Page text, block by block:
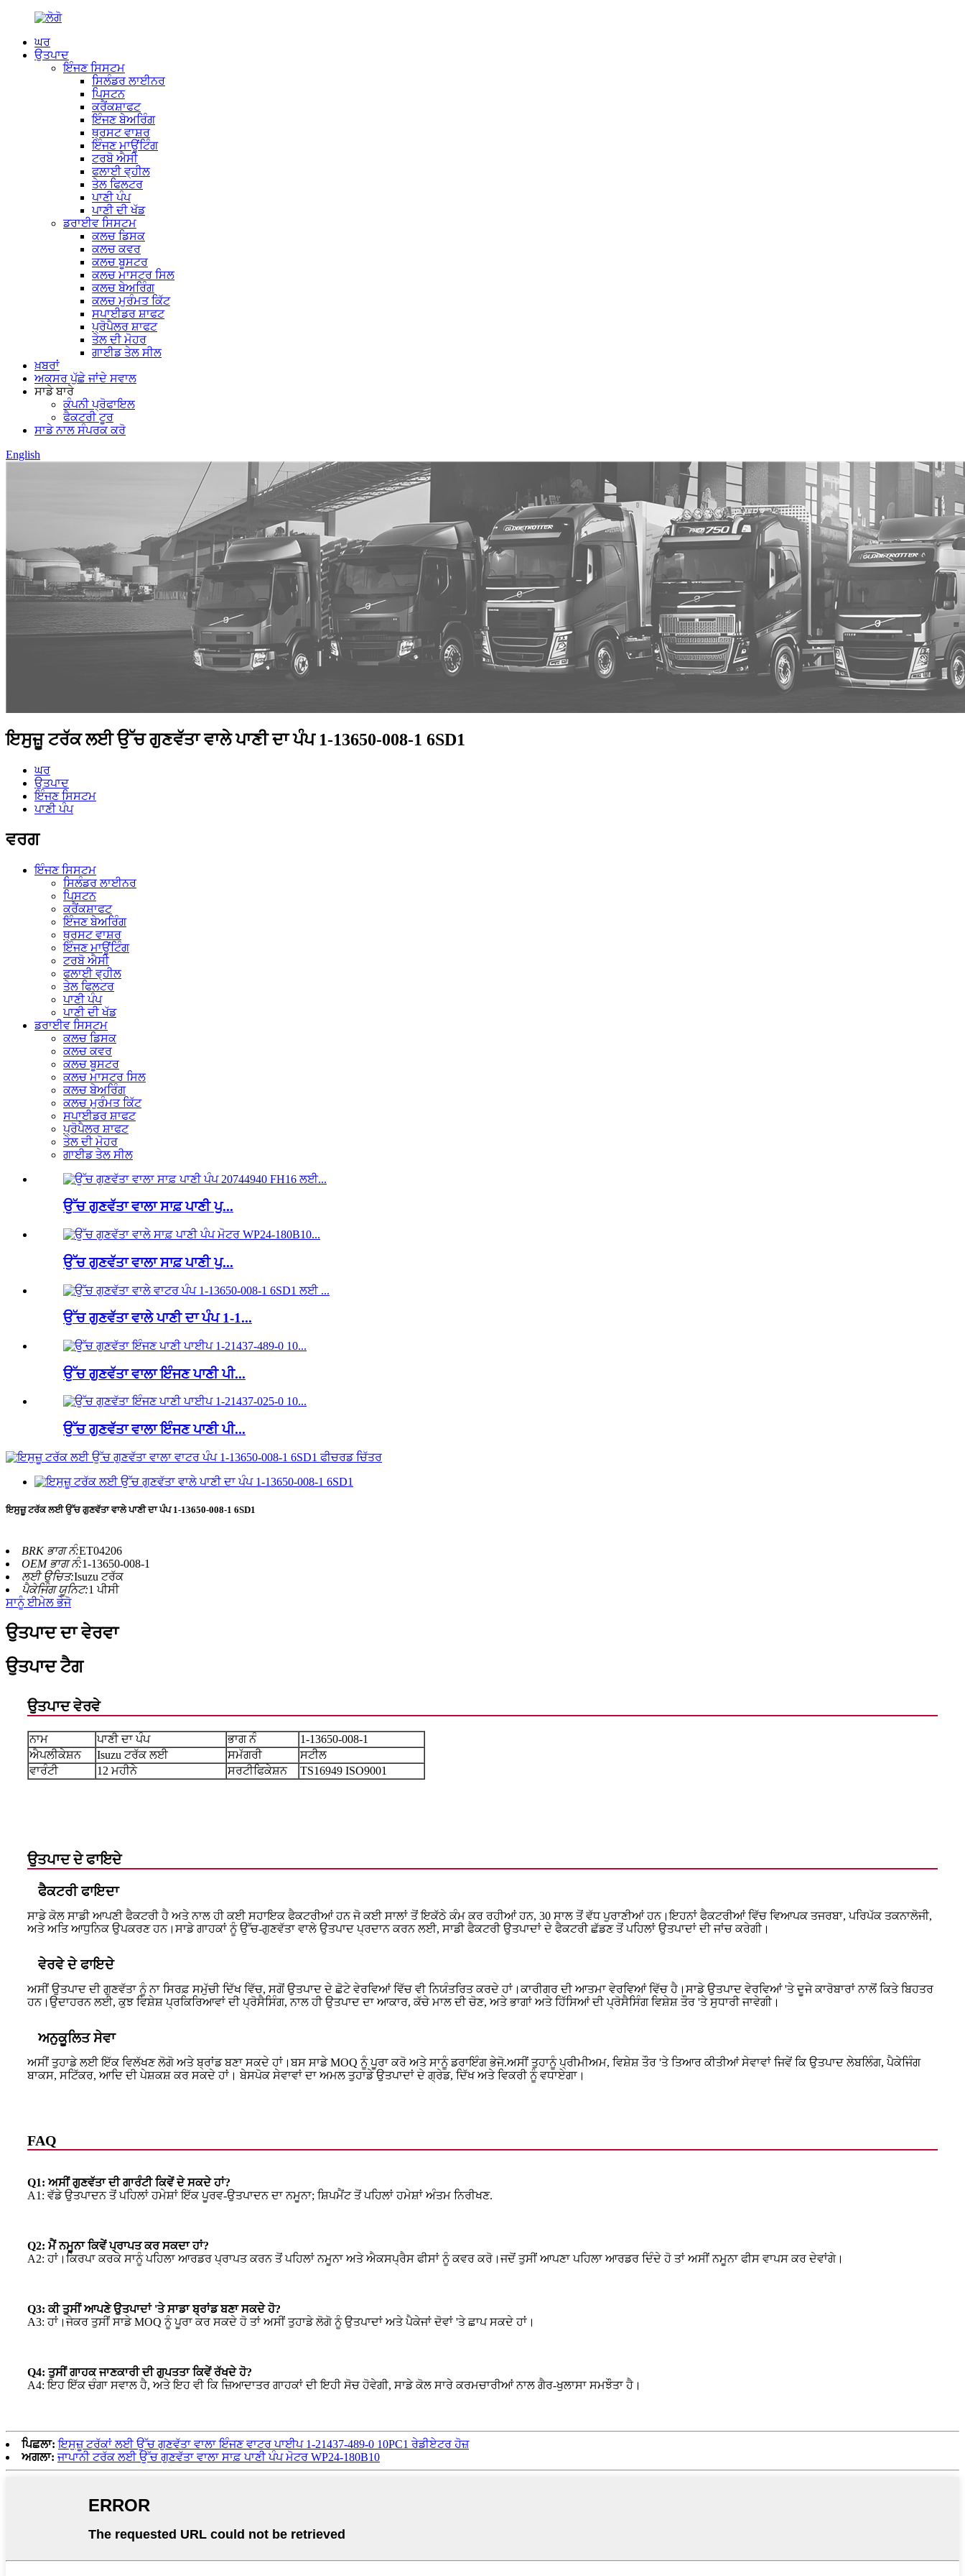
ਘਰ
ਉਤਪਾਦ
ਇੰਜਣ ਸਿਸਟਮ
ਸਿਲੰਡਰ ਲਾਈਨਰ
ਪਿਸਟਨ
ਕਰੈਂਕਸ਼ਾਫਟ
ਇੰਜਣ ਬੇਅਰਿੰਗ
ਥ੍ਰਸਟ ਵਾਸ਼ਰ
ਇੰਜਣ ਮਾਊਂਟਿੰਗ
ਟਰਬੋ ਐਸੀ
ਫਲਾਈ ਵ੍ਹੀਲ
ਤੇਲ ਫਿਲਟਰ
ਪਾਣੀ ਪੰਪ
ਪਾਣੀ ਦੀ ਖੱਡ
ਡਰਾਈਵ ਸਿਸਟਮ
ਕਲਚ ਡਿਸਕ
ਕਲਚ ਕਵਰ
ਕਲਚ ਬੂਸਟਰ
ਕਲਚ ਮਾਸਟਰ ਸਿਲ
ਕਲਚ ਬੇਅਰਿੰਗ
ਕਲਚ ਮੁਰੰਮਤ ਕਿੱਟ
ਸਪਾਈਡਰ ਸ਼ਾਫਟ
ਪ੍ਰੋਪੈਲਰ ਸ਼ਾਫਟ
ਤੇਲ ਦੀ ਮੋਹਰ
ਗਾਈਡ ਤੇਲ ਸੀਲ
ਖ਼ਬਰਾਂ
ਅਕਸਰ ਪੁੱਛੇ ਜਾਂਦੇ ਸਵਾਲ
ਸਾਡੇ ਬਾਰੇ
ਕੰਪਨੀ ਪ੍ਰੋਫਾਇਲ
ਫੈਕਟਰੀ ਟੂਰ
ਸਾਡੇ ਨਾਲ ਸੰਪਰਕ ਕਰੋ
English
ਇਸੁਜ਼ੂ ਟਰੱਕ ਲਈ ਉੱਚ ਗੁਣਵੱਤਾ ਵਾਲੇ ਪਾਣੀ ਦਾ ਪੰਪ 1-13650-008-1 6SD1
ਘਰ
ਉਤਪਾਦ
ਇੰਜਣ ਸਿਸਟਮ
ਪਾਣੀ ਪੰਪ
ਵਰਗ
ਇੰਜਣ ਸਿਸਟਮ
ਸਿਲੰਡਰ ਲਾਈਨਰ
ਪਿਸਟਨ
ਕਰੈਂਕਸ਼ਾਫਟ
ਇੰਜਣ ਬੇਅਰਿੰਗ
ਥ੍ਰਸਟ ਵਾਸ਼ਰ
ਇੰਜਣ ਮਾਊਂਟਿੰਗ
ਟਰਬੋ ਐਸੀ
ਫਲਾਈ ਵ੍ਹੀਲ
ਤੇਲ ਫਿਲਟਰ
ਪਾਣੀ ਪੰਪ
ਪਾਣੀ ਦੀ ਖੱਡ
ਡਰਾਈਵ ਸਿਸਟਮ
ਕਲਚ ਡਿਸਕ
ਕਲਚ ਕਵਰ
ਕਲਚ ਬੂਸਟਰ
ਕਲਚ ਮਾਸਟਰ ਸਿਲ
ਕਲਚ ਬੇਅਰਿੰਗ
ਕਲਚ ਮੁਰੰਮਤ ਕਿੱਟ
ਸਪਾਈਡਰ ਸ਼ਾਫਟ
ਪ੍ਰੋਪੈਲਰ ਸ਼ਾਫਟ
ਤੇਲ ਦੀ ਮੋਹਰ
ਗਾਈਡ ਤੇਲ ਸੀਲ
ਉੱਚ ਗੁਣਵੱਤਾ ਵਾਲਾ ਸਾਫ਼ ਪਾਣੀ ਪੁ...
ਉੱਚ ਗੁਣਵੱਤਾ ਵਾਲਾ ਸਾਫ਼ ਪਾਣੀ ਪੁ...
ਉੱਚ ਗੁਣਵੱਤਾ ਵਾਲੇ ਪਾਣੀ ਦਾ ਪੰਪ 1-1...
ਉੱਚ ਗੁਣਵੱਤਾ ਵਾਲਾ ਇੰਜਣ ਪਾਣੀ ਪੀ...
ਉੱਚ ਗੁਣਵੱਤਾ ਵਾਲਾ ਇੰਜਣ ਪਾਣੀ ਪੀ...
ਇਸੁਜ਼ੂ ਟਰੱਕ ਲਈ ਉੱਚ ਗੁਣਵੱਤਾ ਵਾਲੇ ਪਾਣੀ ਦਾ ਪੰਪ 1-13650-008-1 6SD1
BRK ਭਾਗ ਨੰ:ET04206
OEM ਭਾਗ ਨੰ:1-13650-008-1
ਲਈ ਉਚਿਤ:Isuzu ਟਰੱਕ
ਪੈਕੇਜਿੰਗ ਯੂਨਿਟ:1 ਪੀਸੀ
ਸਾਨੂੰ ਈਮੇਲ ਭੇਜੋ
ਉਤਪਾਦ ਦਾ ਵੇਰਵਾ
ਉਤਪਾਦ ਟੈਗ
ਉਤਪਾਦ ਵੇਰਵੇ
ਨਾਮ ਪਾਣੀ ਦਾ ਪੰਪ ਭਾਗ ਨੰ
1-13650-008-1
ਐਪਲੀਕੇਸ਼ਨ
Isuzu ਟਰੱਕ ਲਈ ਸਮੱਗਰੀ
ਸਟੀਲ
ਵਾਰੰਟੀ
12 ਮਹੀਨੇ ਸਰਟੀਫਿਕੇਸ਼ਨ TS16949 ISO9001
ਉਤਪਾਦ ਦੇ ਫਾਇਦੇ
ਫੈਕਟਰੀ ਫਾਇਦਾ
ਸਾਡੇ ਕੋਲ ਸਾਡੀ ਆਪਣੀ ਫੈਕਟਰੀ ਹੈ ਅਤੇ ਨਾਲ ਹੀ ਕਈ ਸਹਾਇਕ ਫੈਕਟਰੀਆਂ ਹਨ ਜੋ ਕਈ ਸਾਲਾਂ ਤੋਂ ਇਕੱਠੇ ਕੰਮ ਕਰ ਰਹੀਆਂ ਹਨ, 30 ਸਾਲ ਤੋਂ ਵੱਧ ਪੁਰਾਣੀਆਂ ਹਨ।ਇਹਨਾਂ ਫੈਕਟਰੀਆਂ ਵਿੱਚ ਵਿਆਪਕ ਤਜਰਬਾ, ਪਰਿਪੱਕ ਤਕਨਾਲੋਜੀ,
ਅਤੇ ਅਤਿ ਆਧੁਨਿਕ ਉਪਕਰਣ ਹਨ।ਸਾਡੇ ਗਾਹਕਾਂ ਨੂੰ ਉੱਚ-ਗੁਣਵੱਤਾ ਵਾਲੇ ਉਤਪਾਦ ਪ੍ਰਦਾਨ ਕਰਨ ਲਈ, ਸਾਡੀ ਫੈਕਟਰੀ ਉਤਪਾਦਾਂ ਦੇ ਫੈਕਟਰੀ ਛੱਡਣ ਤੋਂ ਪਹਿਲਾਂ ਉਤਪਾਦਾਂ ਦੀ ਜਾਂਚ ਕਰੇਗੀ।
ਵੇਰਵੇ ਦੇ ਫਾਇਦੇ
ਅਸੀਂ ਉਤਪਾਦ ਦੀ ਗੁਣਵੱਤਾ ਨੂੰ ਨਾ ਸਿਰਫ਼ ਸਮੁੱਚੀ ਦਿੱਖ ਵਿੱਚ, ਸਗੋਂ ਉਤਪਾਦ ਦੇ ਛੋਟੇ ਵੇਰਵਿਆਂ ਵਿੱਚ ਵੀ ਨਿਯੰਤਰਿਤ ਕਰਦੇ ਹਾਂ।ਕਾਰੀਗਰ ਦੀ ਆਤਮਾ ਵੇਰਵਿਆਂ ਵਿੱਚ ਹੈ।ਸਾਡੇ ਉਤਪਾਦ ਵੇਰਵਿਆਂ 'ਤੇ ਦੂਜੇ ਕਾਰੋਬਾਰਾਂ ਨਾਲੋਂ ਕਿਤੇ ਬਿਹਤਰ
ਹਨ।ਉਦਾਹਰਨ ਲਈ, ਕੁਝ ਵਿਸ਼ੇਸ਼ ਪ੍ਰਕਿਰਿਆਵਾਂ ਦੀ ਪ੍ਰੋਸੈਸਿੰਗ, ਨਾਲ ਹੀ ਉਤਪਾਦ ਦਾ ਆਕਾਰ, ਕੱਚੇ ਮਾਲ ਦੀ ਚੋਣ, ਅਤੇ ਭਾਗਾਂ ਅਤੇ ਹਿੱਸਿਆਂ ਦੀ ਪ੍ਰੋਸੈਸਿੰਗ ਵਿਸ਼ੇਸ਼ ਤੌਰ 'ਤੇ ਸੁਧਾਰੀ ਜਾਵੇਗੀ।
ਅਨੁਕੂਲਿਤ ਸੇਵਾ
ਅਸੀਂ ਤੁਹਾਡੇ ਲਈ ਇੱਕ ਵਿਲੱਖਣ ਲੋਗੋ ਅਤੇ ਬ੍ਰਾਂਡ ਬਣਾ ਸਕਦੇ ਹਾਂ।ਬਸ ਸਾਡੇ MOQ ਨੂੰ ਪੂਰਾ ਕਰੋ ਅਤੇ ਸਾਨੂੰ ਡਰਾਇੰਗ ਭੇਜੋ.ਅਸੀਂ ਤੁਹਾਨੂੰ ਪ੍ਰੀਮੀਅਮ, ਵਿਸ਼ੇਸ਼ ਤੌਰ 'ਤੇ ਤਿਆਰ ਕੀਤੀਆਂ ਸੇਵਾਵਾਂ ਜਿਵੇਂ ਕਿ ਉਤਪਾਦ ਲੇਬਲਿੰਗ, ਪੈਕੇਜਿੰਗ
ਬਾਕਸ, ਸਟਿੱਕਰ, ਆਦਿ ਦੀ ਪੇਸ਼ਕਸ਼ ਕਰ ਸਕਦੇ ਹਾਂ। ਬੇਸਪੋਕ ਸੇਵਾਵਾਂ ਦਾ ਅਮਲ ਤੁਹਾਡੇ ਉਤਪਾਦਾਂ ਦੇ ਗ੍ਰੇਡ, ਦਿੱਖ ਅਤੇ ਵਿਕਰੀ ਨੂੰ ਵਧਾਏਗਾ।
FAQ
Q1: ਅਸੀਂ ਗੁਣਵੱਤਾ ਦੀ ਗਾਰੰਟੀ ਕਿਵੇਂ ਦੇ ਸਕਦੇ ਹਾਂ?
A1: ਵੱਡੇ ਉਤਪਾਦਨ ਤੋਂ ਪਹਿਲਾਂ ਹਮੇਸ਼ਾਂ ਇੱਕ ਪੂਰਵ-ਉਤਪਾਦਨ ਦਾ ਨਮੂਨਾ; ਸ਼ਿਪਮੈਂਟ ਤੋਂ ਪਹਿਲਾਂ ਹਮੇਸ਼ਾਂ ਅੰਤਮ ਨਿਰੀਖਣ.
Q2: ਮੈਂ ਨਮੂਨਾ ਕਿਵੇਂ ਪ੍ਰਾਪਤ ਕਰ ਸਕਦਾ ਹਾਂ?
A2: ਹਾਂ।ਕਿਰਪਾ ਕਰਕੇ ਸਾਨੂੰ ਪਹਿਲਾ ਆਰਡਰ ਪ੍ਰਾਪਤ ਕਰਨ ਤੋਂ ਪਹਿਲਾਂ ਨਮੂਨਾ ਅਤੇ ਐਕਸਪ੍ਰੈਸ ਫੀਸਾਂ ਨੂੰ ਕਵਰ ਕਰੋ।ਜਦੋਂ ਤੁਸੀਂ ਆਪਣਾ ਪਹਿਲਾ ਆਰਡਰ ਦਿੰਦੇ ਹੋ ਤਾਂ ਅਸੀਂ ਨਮੂਨਾ ਫੀਸ ਵਾਪਸ ਕਰ ਦੇਵਾਂਗੇ।
Q3: ਕੀ ਤੁਸੀਂ ਆਪਣੇ ਉਤਪਾਦਾਂ 'ਤੇ ਸਾਡਾ ਬ੍ਰਾਂਡ ਬਣਾ ਸਕਦੇ ਹੋ?
A3: ਹਾਂ।ਜੇਕਰ ਤੁਸੀਂ ਸਾਡੇ MOQ ਨੂੰ ਪੂਰਾ ਕਰ ਸਕਦੇ ਹੋ ਤਾਂ ਅਸੀਂ ਤੁਹਾਡੇ ਲੋਗੋ ਨੂੰ ਉਤਪਾਦਾਂ ਅਤੇ ਪੈਕੇਜਾਂ ਦੋਵਾਂ 'ਤੇ ਛਾਪ ਸਕਦੇ ਹਾਂ।
Q4: ਤੁਸੀਂ ਗਾਹਕ ਜਾਣਕਾਰੀ ਦੀ ਗੁਪਤਤਾ ਕਿਵੇਂ ਰੱਖਦੇ ਹੋ?
A4: ਇਹ ਇੱਕ ਚੰਗਾ ਸਵਾਲ ਹੈ, ਅਤੇ ਇਹ ਵੀ ਕਿ ਜ਼ਿਆਦਾਤਰ ਗਾਹਕਾਂ ਦੀ ਇਹੀ ਸੋਚ ਹੋਵੇਗੀ, ਸਾਡੇ ਕੋਲ ਸਾਰੇ ਕਰਮਚਾਰੀਆਂ ਨਾਲ ਗੈਰ-ਖੁਲਾਸਾ ਸਮਝੌਤਾ ਹੈ।
ਪਿਛਲਾ: ਇਸੁਜ਼ੂ ਟਰੱਕਾਂ ਲਈ ਉੱਚ ਗੁਣਵੱਤਾ ਵਾਲਾ ਇੰਜਣ ਵਾਟਰ ਪਾਈਪ 1-21437-489-0 10PC1 ਰੇਡੀਏਟਰ ਹੋਜ਼
ਅਗਲਾ: ਜਾਪਾਨੀ ਟਰੱਕ ਲਈ ਉੱਚ ਗੁਣਵੱਤਾ ਵਾਲਾ ਸਾਫ਼ ਪਾਣੀ ਪੰਪ ਮੋਟਰ WP24-180B10